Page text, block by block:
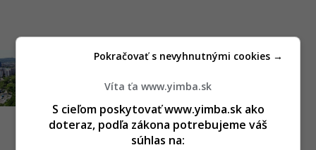
Malé zlepšenie pre železničný
uzol. Trať medzi Novým
Mestom a ÚNS je
zmodernizovaná
RED
Víta ťa www.yimba.sk
S cieľom poskytovať www.yimba.sk ako
doteraz, podľa zákona potrebujeme váš
súhlas na:
Pokračovať s nevyhnutnými cookies →